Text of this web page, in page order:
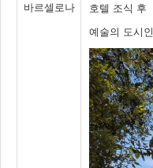
바르셀로나
호텔 조식 후
예술의 도시인